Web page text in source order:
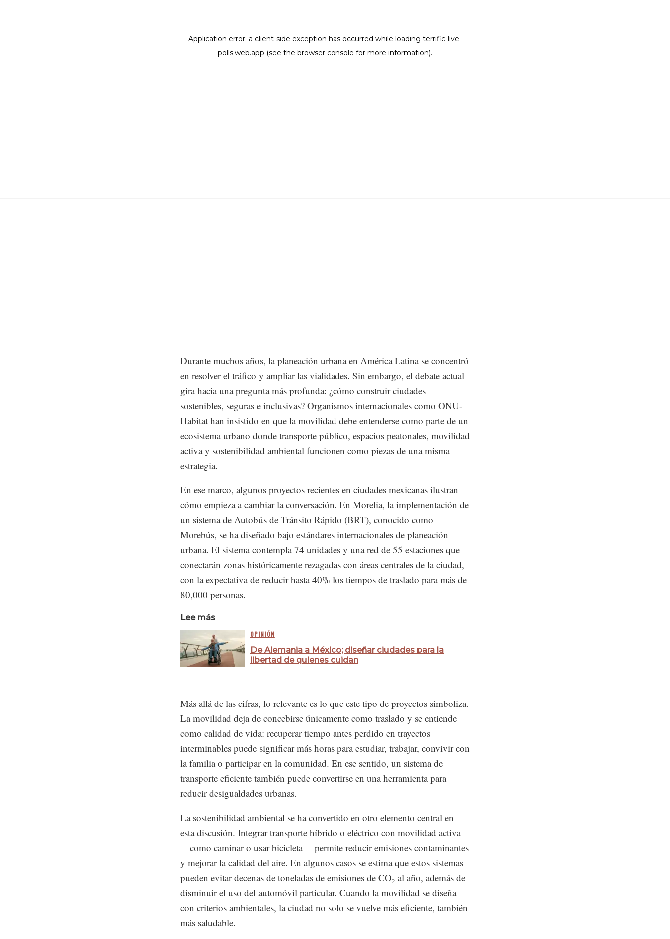
Durante muchos años, la planeación urbana en América Latina se concentró
en resolver el tráfico y ampliar las vialidades. Sin embargo, el debate actual
gira hacia una pregunta más profunda: ¿cómo construir ciudades
sostenibles, seguras e inclusivas? Organismos internacionales como ONU-
Habitat han insistido en que la movilidad debe entenderse como parte de un
ecosistema urbano donde transporte público, espacios peatonales, movilidad
activa y sostenibilidad ambiental funcionen como piezas de una misma
estrategia.
En ese marco, algunos proyectos recientes en ciudades mexicanas ilustran
cómo empieza a cambiar la conversación. En Morelia, la implementación de
un sistema de Autobús de Tránsito Rápido (BRT), conocido como
Morebús, se ha diseñado bajo estándares internacionales de planeación
urbana. El sistema contempla 74 unidades y una red de 55 estaciones que
conectarán zonas históricamente rezagadas con áreas centrales de la ciudad,
con la expectativa de reducir hasta 40% los tiempos de traslado para más de
80,000 personas.
Lee más
OPINIÓN
De Alemania a México; diseñar ciudades para la
libertad de quienes cuidan
Más allá de las cifras, lo relevante es lo que este tipo de proyectos simboliza.
La movilidad deja de concebirse únicamente como traslado y se entiende
como calidad de vida: recuperar tiempo antes perdido en trayectos
interminables puede significar más horas para estudiar, trabajar, convivir con
la familia o participar en la comunidad. En ese sentido, un sistema de
transporte eficiente también puede convertirse en una herramienta para
reducir desigualdades urbanas.
La sostenibilidad ambiental se ha convertido en otro elemento central en
esta discusión. Integrar transporte híbrido o eléctrico con movilidad activa
—como caminar o usar bicicleta— permite reducir emisiones contaminantes
y mejorar la calidad del aire. En algunos casos se estima que estos sistemas
pueden evitar decenas de toneladas de emisiones de CO₂ al año, además de
disminuir el uso del automóvil particular. Cuando la movilidad se diseña
con criterios ambientales, la ciudad no solo se vuelve más eficiente, también
más saludable.